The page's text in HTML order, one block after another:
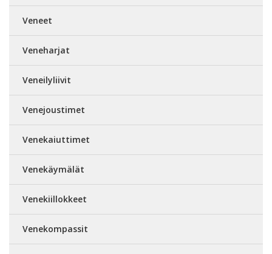
Veneet
Veneharjat
Veneilyliivit
Venejoustimet
Venekaiuttimet
Venekäymälät
Venekiillokkeet
Venekompassit